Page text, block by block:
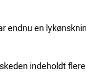
endnu en
indeholdt